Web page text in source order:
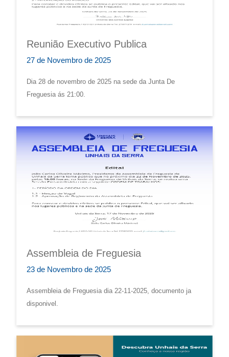
Reunião Executivo Publica
27 de Novembro de 2025
Dia 28 de novembro de 2025 na sede da Junta De
Freguesia ás 21:00.
Assembleia de Freguesia
23 de Novembro de 2025
Assembleia de Freguesia dia 22-11-2025, documento ja
disponivel.